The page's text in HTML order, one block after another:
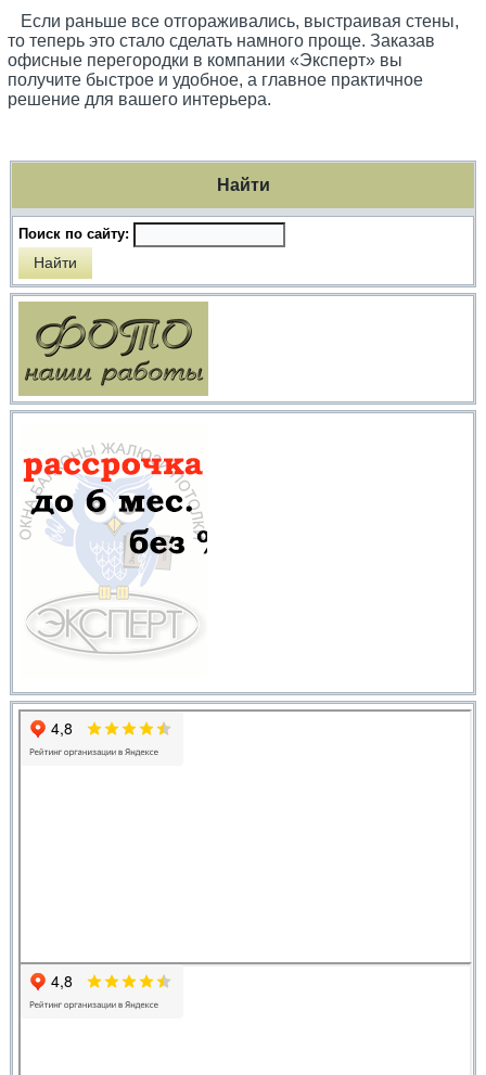
Если раньше все отгораживались, выстраивая стены,
то теперь это стало сделать намного проще. Заказав
офисные перегородки в компании «Эксперт» вы
получите быстрое и удобное, а главное практичное
решение для вашего интерьера.
Найти
Поиск по сайту: